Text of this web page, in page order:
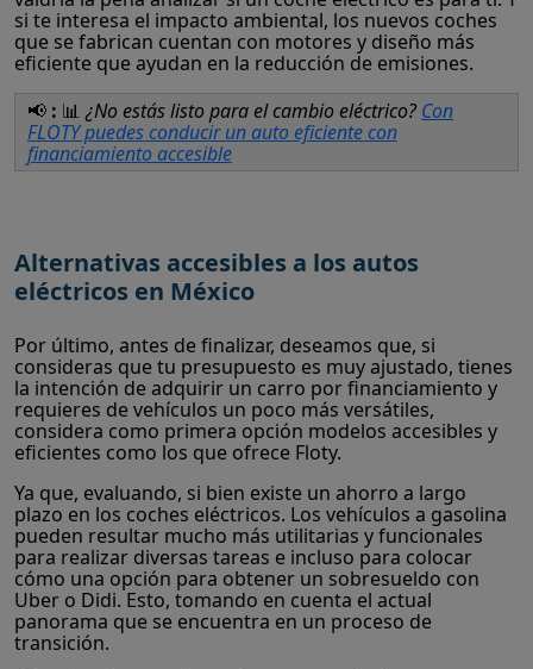
si te interesa el impacto ambiental, los nuevos coches
que se fabrican cuentan con motores y diseño más
eficiente que ayudan en la reducción de emisiones.
📢 : 📊 ¿No estás listo para el cambio eléctrico?Con
FLOTY puedes conducir un auto eficiente con
financiamiento accesible
Alternativas accesibles a los autos
eléctricos en México
Por último, antes de finalizar, deseamos que, si
consideras que tu presupuesto es muy ajustado, tienes
la intención de adquirir un carro por financiamiento y
requieres de vehículos un poco más versátiles,
considera como primera opción modelos accesibles y
eficientes como los que ofrece Floty.
Ya que, evaluando, si bien existe un ahorro a largo
plazo en los coches eléctricos. Los vehículos a gasolina
pueden resultar mucho más utilitarias y funcionales
para realizar diversas tareas e incluso para colocar
cómo una opción para obtener un sobresueldo con
Uber o Didi. Esto, tomando en cuenta el actual
panorama que se encuentra en un proceso de
transición.